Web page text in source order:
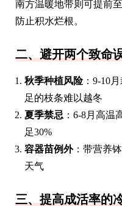
南方温暖地带则可提前
防止积水烂根。
二、避开两个致命
秋季种植风险：9-10
足的枝条难以越冬
夏季禁忌 ：6-8月高温
足30%
容器苗例外：带营养
天气
三、提高成活率的